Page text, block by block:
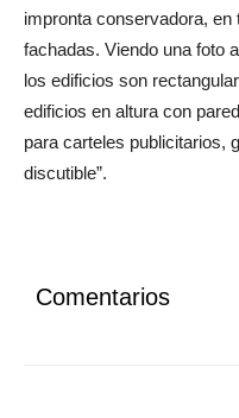
impronta conservadora,
fachadas. Viendo una foto
los edificios son
edificios en altura con
para carteles publicitarios,
discutible”.
Comentarios